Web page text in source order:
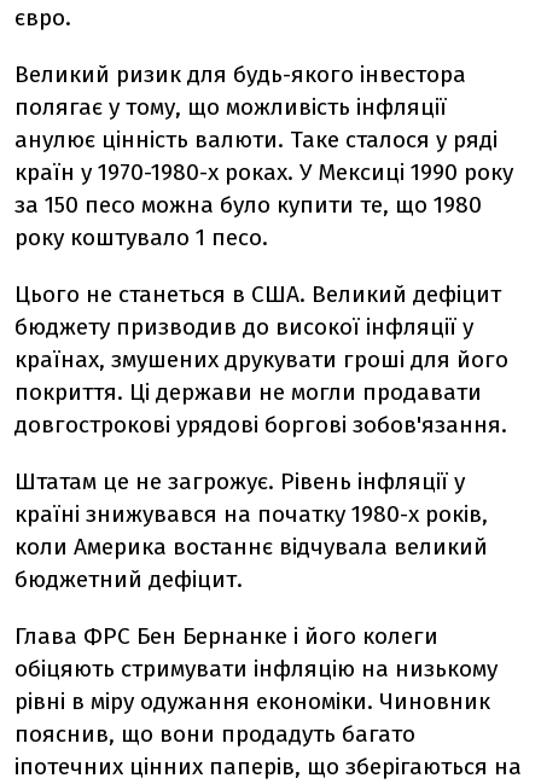
євро.
Великий ризик для будь-якого інвестора
полягає у тому, що можливість інфляції
анулює цінність валюти. Таке сталося у ряді
країн у 1970-1980-х роках. У Мексиці 1990 року
за 150 песо можна було купити те, що 1980
року коштувало 1 песо.
Цього не станеться в США. Великий дефіцит
бюджету призводив до високої інфляції у
країнах, змушених друкувати гроші для його
покриття. Ці держави не могли продавати
довгострокові урядові боргові зобов'язання.
Штатам це не загрожує. Рівень інфляції у
країні знижувався на початку 1980-х років,
коли Америка востаннє відчувала великий
бюджетний дефіцит.
Глава ФРС Бен Бернанке і його колеги
обіцяють стримувати інфляцію на низькому
рівні в міру одужання економіки. Чиновник
пояснив, що вони продадуть багато
іпотечних цінних паперів, що зберігаються на